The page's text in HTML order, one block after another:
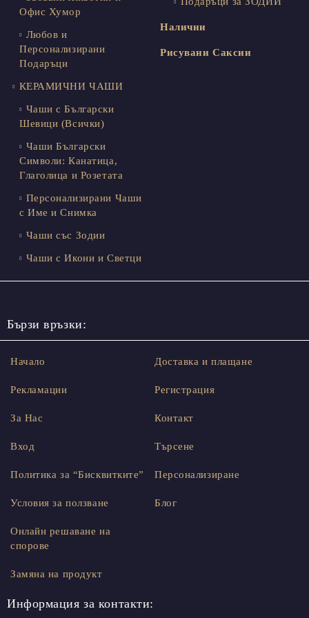
Офис Хумор
Любов и
Персонализирани
Подаръци
КЕРАМИЧНИ ЧАШИ
Чаши с Български
Шевици (Всички)
Чаши Български
Символи: Канатица,
Глаголица и Розетата
Персонализирани Чаши
с Име и Снимка
Чаши със Зодии
Чаши с Икони и Светци
Налични
Рисувани Саксии
Бързи връзки:
Начало
Рекламации
За Нас
Вход
Доставка и плащане
Регистрация
Контакт
Търсене
Политика за “Бисквитките”
Условия за ползване
Онлайн решаване на
спорове
Замяна на продукт
Персонализиране
Блог
Информация за контакти: